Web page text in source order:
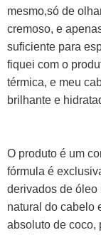
mesmo,só de
cremoso, e
suficiente para
fiquei com o
térmica, e meu
brilhante e
O produto é um
fórmula é
derivados de óleo
natural do cabelo
absoluto de coco,